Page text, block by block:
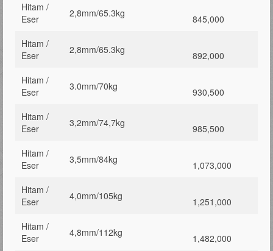
Hitam /
Eser
2,8mm/65.3kg
845,000
Hitam /
Eser
2,8mm/65.3kg
892,000
Hitam /
Eser
3.0mm/70kg
930,500
Hitam /
Eser
3,2mm/74,7kg
985,500
Hitam /
Eser
3,5mm/84kg
1,073,000
Hitam /
Eser
4,0mm/105kg
1,251,000
Hitam /
Eser
4,8mm/112kg
1,482,000